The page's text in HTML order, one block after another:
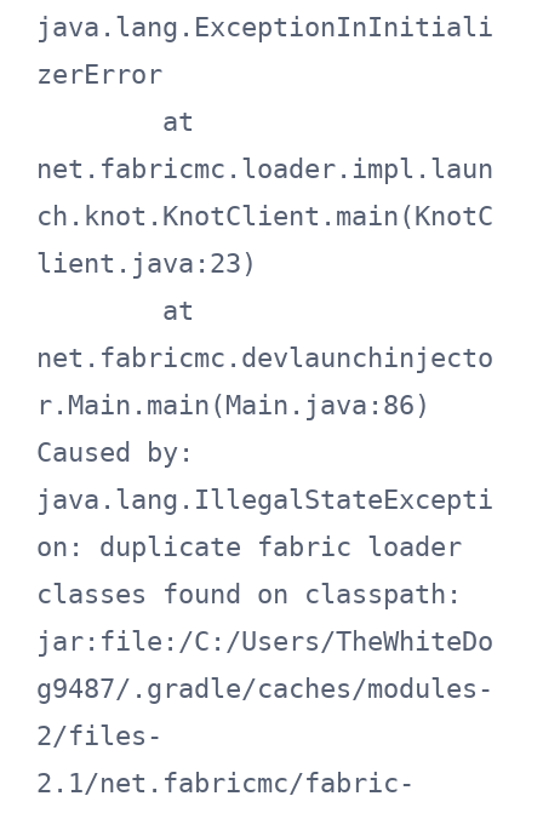
java.lang.ExceptionInInitiali
zerError
net.fabricmc.loader.impl.laun
ch.knot.KnotClient.main(KnotC
lient.java:23)
net.fabricmc.devlaunchinjecto
r.Main.main(Main.java:86)
Caused by:
java.lang.IllegalStateExcepti
on: duplicate fabric loader
classes found on classpath:
jar:file:/C:/Users/TheWhiteDo
g9487/.gradle/caches/modules-
2/files-
2.1/net.fabricmc/fabric-